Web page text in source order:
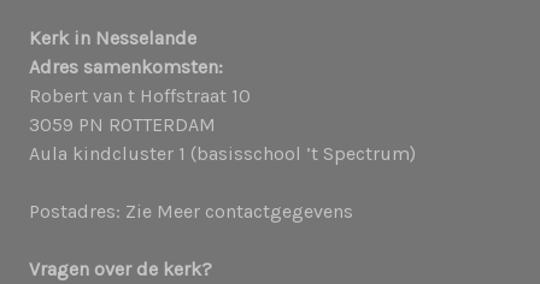
Kerk in Nesselande
Adres samenkomsten:
Robert van t Hoffstraat 10
3059 PN ROTTERDAM
Aula kindcluster 1 (basisschool ’t Spectrum)
Postadres: Zie Meer contactgegevens
Vragen over de kerk?